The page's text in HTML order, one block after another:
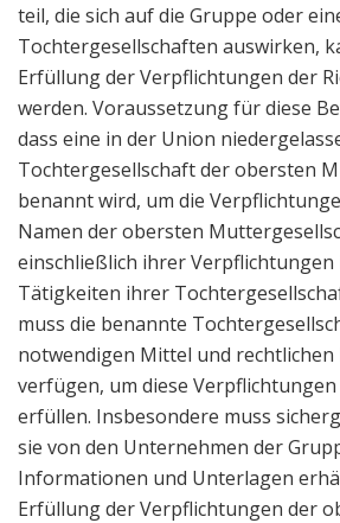
teil, die sich auf die Gruppe oder
Tochtergesellschaften auswirken,
Erfüllung der Verpflichtungen der
werden. Voraussetzung für diese
dass eine in der Union
Tochtergesellschaft der obersten
benannt wird, um die
Namen der obersten
einschließlich ihrer Verpflichtungen
Tätigkeiten ihrer
muss die benannte
notwendigen Mittel und rechtlichen
verfügen, um diese
erfüllen. Insbesondere muss
sie von den Unternehmen der
Informationen und Unterlagen
Erfüllung der Verpflichtungen der